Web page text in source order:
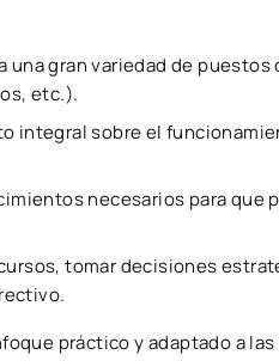
gran variedad de puestos
etc.).
integral sobre el
necesarios para que
tomar decisiones
práctico y adaptado a